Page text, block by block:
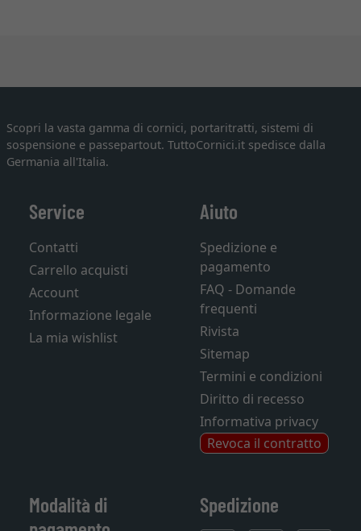
Scopri la vasta gamma di cornici, portaritratti, sistemi di
sospensione e passepartout. TuttoCornici.it spedisce dalla
Germania all'Italia.
Service
Contatti
Carrello acquisti
Account
Informazione legale
La mia wishlist
Aiuto
Spedizione e
pagamento
FAQ - Domande
frequenti
Rivista
Sitemap
Termini e condizioni
Diritto di recesso
Informativa privacy
Revoca il contratto
Modalità di
Spedizione